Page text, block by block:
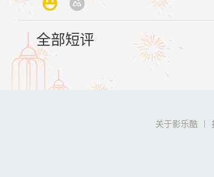
全部短评
关于影乐酷 |